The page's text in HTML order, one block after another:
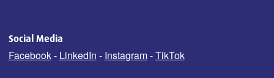
Social Media
Facebook- LinkedIn - Instagram-TikTok